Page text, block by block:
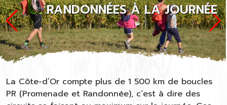
RANDONNÉES À LA JOURNÉE
La Côte-d’Or compte plus de 1 500 km de boucles
PR (Promenade et Randonnée), c’est à dire des